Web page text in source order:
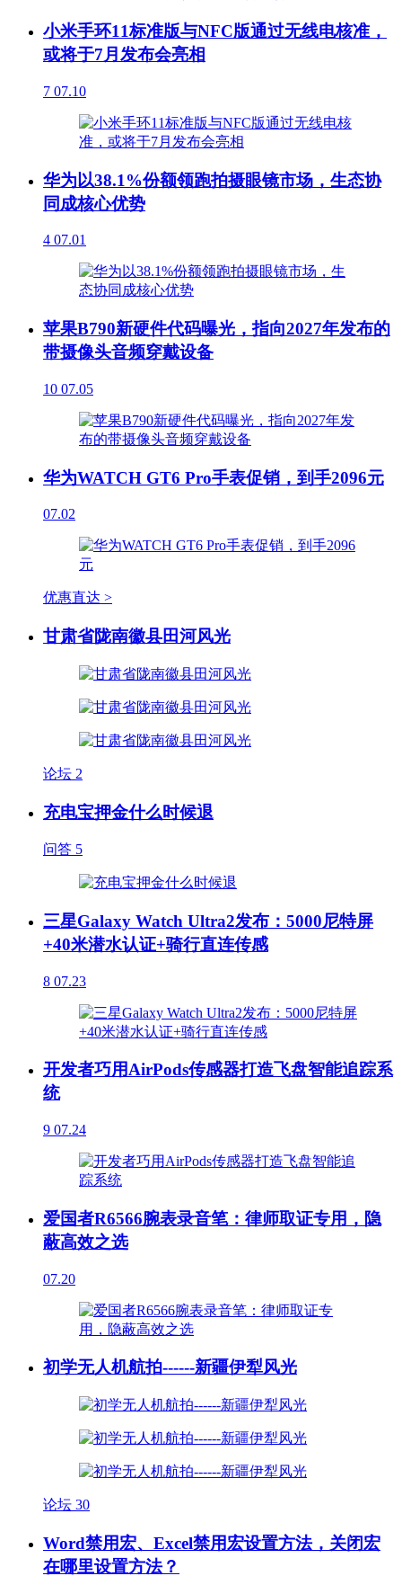
小米手环11标准版与NFC版通过无线电核准，
或将于7月发布会亮相
7 07.10
华为以38.1%份额领跑拍摄眼镜市场，生态协
同成核心优势
4 07.01
苹果B790新硬件代码曝光，指向2027年发布的
带摄像头音频穿戴设备
10 07.05
华为WATCH GT6 Pro手表促销，到手2096元
07.02
优惠直达 >
甘肃省陇南徽县田河风光
论坛 2
充电宝押金什么时候退
问答 5
三星Galaxy Watch Ultra2发布：5000尼特屏
+40米潜水认证+骑行直连传感
8 07.23
开发者巧用AirPods传感器打造飞盘智能追踪系
统
9 07.24
爱国者R6566腕表录音笔：律师取证专用，隐
蔽高效之选
07.20
初学无人机航拍------新疆伊犁风光
论坛 30
Word禁用宏、Excel禁用宏设置方法，关闭宏
在哪里设置方法？